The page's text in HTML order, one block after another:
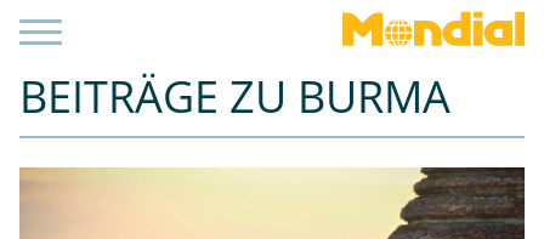
BEITRÄGE ZU BURMA